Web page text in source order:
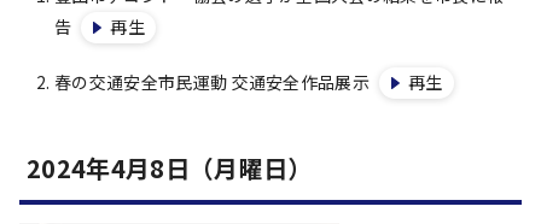
告
再生
春の交通安全市民運動 交通安全作品展示 再生
2024年4月8日（月曜日）